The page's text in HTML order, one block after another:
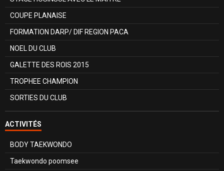
COUPE PLANAISE
FORMATION DARP/ DIF REGION PACA
NOEL DU CLUB
GALETTE DES ROIS 2015
TROPHEE CHAMPION
SORTIES DU CLUB
ACTIVITÉS
BODY TAEKWONDO
Taekwondo poomsee